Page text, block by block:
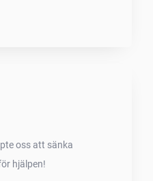
oss att sänka
hjälpen!